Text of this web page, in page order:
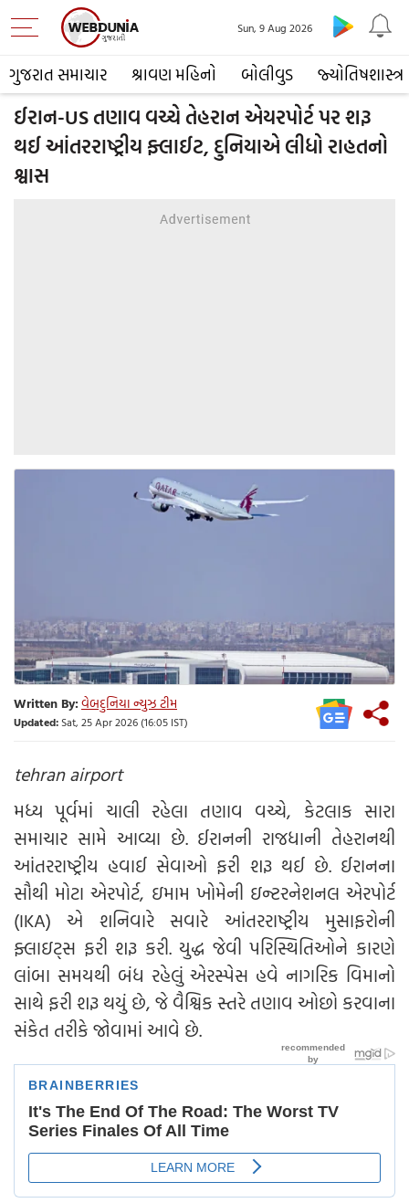
ગુજરાત સમાચાર શ્રાવણ મહિનો બોલીવુડ જ્યોતિષશાસ્ત્ર
Sun, 9 Aug 2026
ઈરાન-US તણાવ વચ્ચે તેહરાન એયરપોર્ટ પર શરૂ
થઈ આંતરરાષ્ટ્રીય ફ્લાઈટ, દુનિયાએ લીધો રાહતનો
શ્વાસ
Written By:વેબદુનિયા ન્યુઝ ટીમ
Updated:Sat, 25 Apr 2026 (16:05 IST)
tehran airport
મધ્ય પૂર્વમાં ચાલી રહેલા તણાવ વચ્ચે, કેટલાક સારા
સમાચાર સામે આવ્યા છે. ઈરાનની રાજધાની તેહરાનથી
આંતરરાષ્ટ્રીય હવાઈ સેવાઓ ફરી શરૂ થઈ છે. ઈરાનના
સૌથી મોટા એરપોર્ટ, ઇમામ ખોમેની ઇન્ટરનેશનલ એરપોર્ટ
(IKA) એ શનિવારે સવારે આંતરરાષ્ટ્રીય મુસાફરોની
ફ્લાઇટ્સ ફરી શરૂ કરી. યુદ્ધ જેવી પરિસ્થિતિઓને કારણે
લાંબા સમયથી બંધ રહેલું એરસ્પેસ હવે નાગરિક વિમાનો
સાથે ફરી શરૂ થયું છે, જે વૈશ્વિક સ્તરે તણાવ ઓછો કરવાના
સંકેત તરીકે જોવામાં આવે છે.